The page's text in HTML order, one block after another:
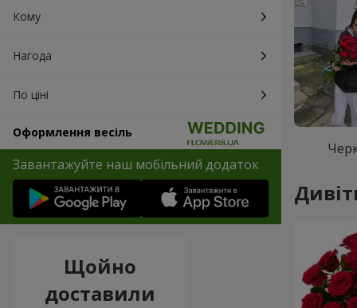
Кому
Нагода
По ціні
Оформлення весіль
Завантажуйте наш мобільний додаток
Щойно
доставили